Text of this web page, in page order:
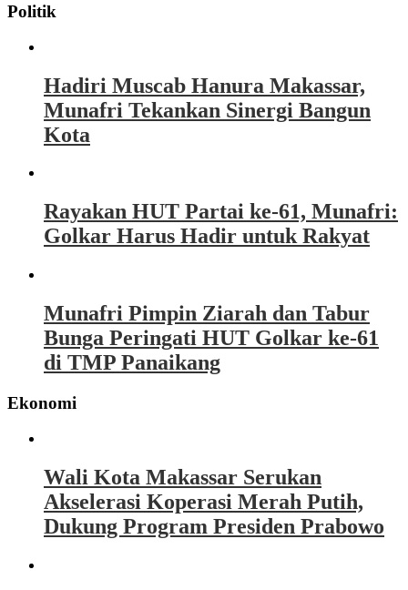
Politik
Hadiri Muscab Hanura Makassar,
Munafri Tekankan Sinergi Bangun
Kota
Rayakan HUT Partai ke-61, Munafri:
Golkar Harus Hadir untuk Rakyat
Munafri Pimpin Ziarah dan Tabur
Bunga Peringati HUT Golkar ke-61
di TMP Panaikang
Ekonomi
Wali Kota Makassar Serukan
Akselerasi Koperasi Merah Putih,
Dukung Program Presiden Prabowo